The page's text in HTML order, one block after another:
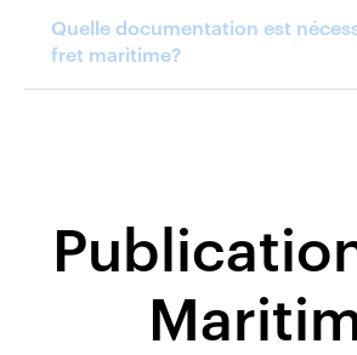
Quelle documentation est
fret maritime?